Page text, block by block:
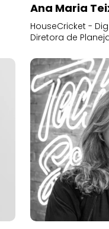
Ana Maria
HouseCricket -
Diretora de